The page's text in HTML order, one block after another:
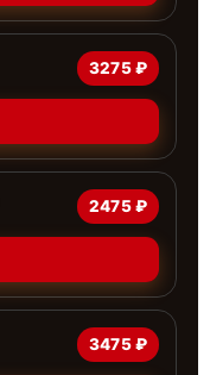
3275 ₽
2475 ₽
3475 ₽